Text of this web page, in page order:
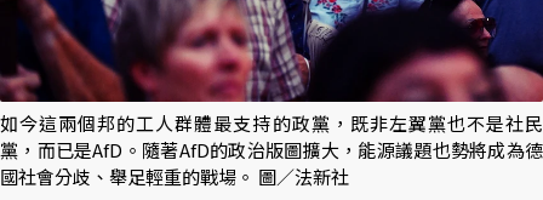
如今這兩個邦的工人群體最支持的政黨，既非左翼黨也不是社民
黨，而已是AfD。隨著AfD的政治版圖擴大，能源議題也勢將成為德
國社會分歧、舉足輕重的戰場。 圖／法新社